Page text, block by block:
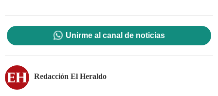
Unirme al canal de noticias
Redacción El Heraldo